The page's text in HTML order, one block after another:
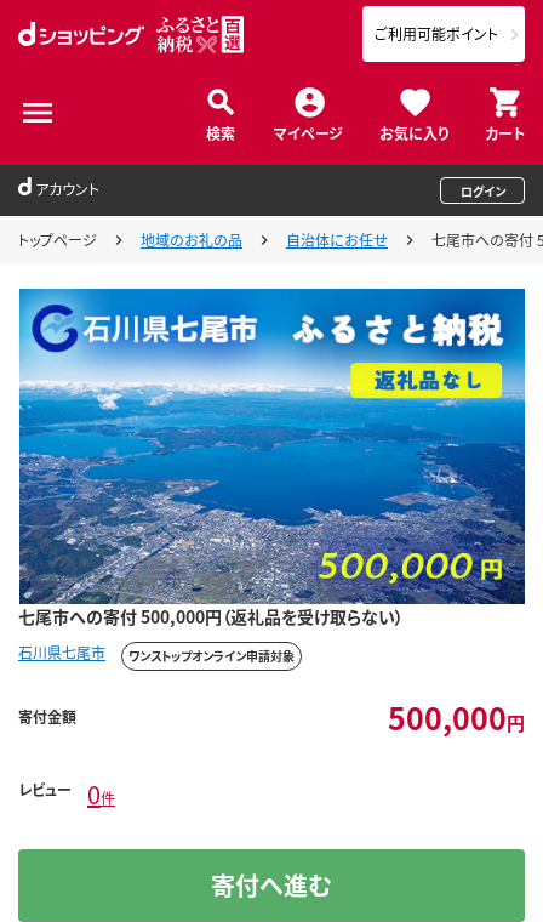
検索 マイページ お気に入り カート
ご利用可能ポイント
アカウント ログイン
トップページ 地域のお礼の品 自治体にお任せ 七尾市への寄付
七尾市への寄付 500,000円（返礼品を受け取らない）
石川県七尾市 ワンストップオンライン申請対象
寄付金額 500,000円
レビュー 0件
寄付へ進む